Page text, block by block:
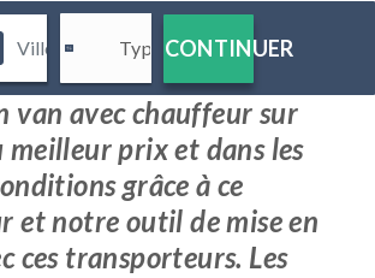
CONTINUER
van avec chauffeur sur
meilleur prix et dans les
grâce à ce
et notre outil de mise en
ces transporteurs. Les